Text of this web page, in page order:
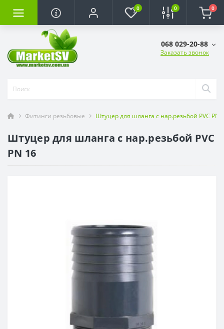
0 0 0
068 029-20-88
Заказать звонок
Фитинги резьбовые Штуцер для шланга с нар.резьбой PVC PN
Штуцер для шланга с нар.резьбой PVC
PN 16